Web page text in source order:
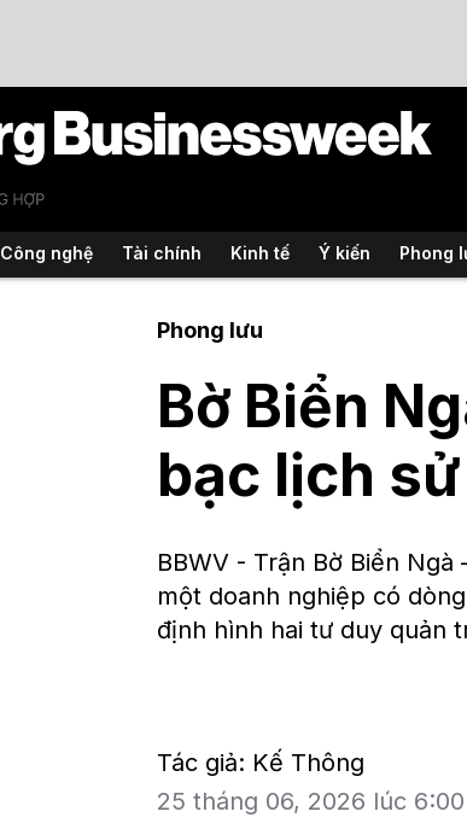
Công nghệ Tài chính Kinh tế Ý kiến Phong
Phong lưu
Bờ Biển
bạc lịch
BBWV - Trận Bờ Biển
một doanh nghiệp có
định hình hai tư duy quản
Tác giả: Kế Thông
25 tháng 06, 2026 lúc